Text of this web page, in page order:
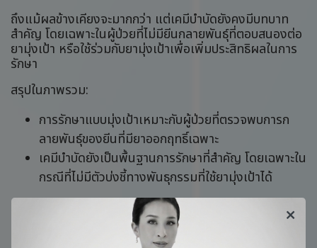
ถึงแม้ผลข้างเคียงจะมากกว่า แต่เคมีบำบัดยังคงมีบทบาท
สำคัญ โดยเฉพาะในผู้ป่วยที่ไม่มียีนกลายพันธุ์ที่ตอบสนองต่อ
ยามุ่งเป้า หรือใช้ร่วมกับยามุ่งเป้าเพื่อเพิ่มประสิทธิผลในการ
รักษา
สรุปในภาพรวม:
การรักษาแบบมุ่งเป้าเหมาะกับผู้ป่วยที่ตรวจพบการก
ลายพันธุ์ของยีนที่มียาออกฤทธิ์เฉพาะ
เคมีบำบัดยังเป็นพื้นฐานการรักษาที่สำคัญ โดยเฉพาะใน
กรณีที่ไม่มีตัวบ่งชี้ทางพันธุกรรมที่ใช้ยามุ่งเป้าได้
เนื้อหานี้มีจุดประสงค์เพื่อให้ความรู้ทั่วไป ไม่ใช่คำแนะนำ
ทางการแพทย์ ผู้ป่วยควรปรึกษาแพทย์ผู้เชี่ยวชาญเพื่อเลือก
แนวทางการรักษาที่เหมาะสมกับตนเอง